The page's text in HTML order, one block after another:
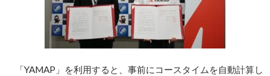
「YAMAP」を利用すると、事前にコースタイムを自動計算し